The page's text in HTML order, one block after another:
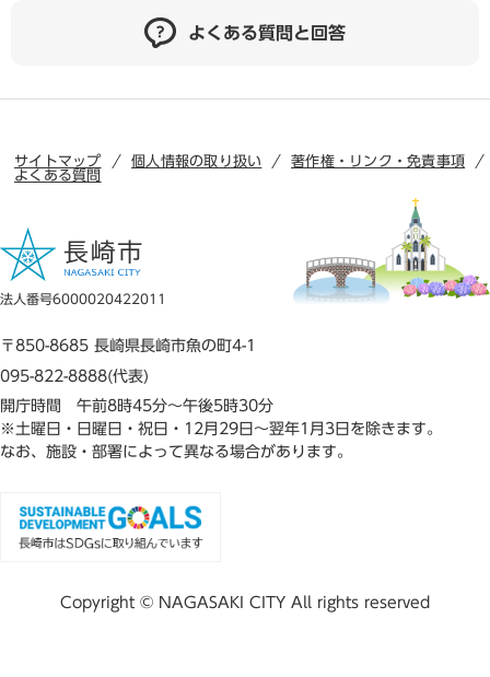
よくある質問と回答
サイトマップ 個人情報の取り扱い
著作権・リンク・免責事項
よくある質問
法人番号6000020422011
〒850-8685 長崎県長崎市魚の町4-1
095-822-8888(代表)
開庁時間 午前8時45分～午後5時30分
※土曜日・日曜日・祝日・12月29日～翌年1月3日を除きます。
なお、施設・部署によって異なる場合があります。
Copyright © NAGASAKI CITY All rights reserved